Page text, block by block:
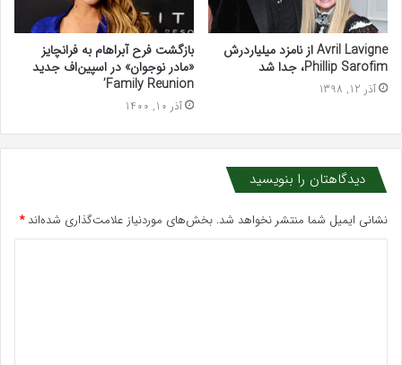
Avril Lavigne از نامزد میلیاردرش
Phillip Sarofim، جدا شد
آذر 12, 1398
بازگشت فرح آبراهام به فرانچایز
«مادر نوجوان» در اسپین‌اف جدید
Family Reunion’
آذر 10, 1400
دیدگاهتان را بنویسید
نشانی ایمیل شما منتشر نخواهد شد. بخش‌های موردنیاز علامت‌گذاری شده‌اند*